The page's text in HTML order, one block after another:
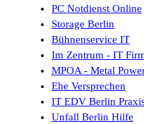
PC Notdienst Online
Storage Berlin
Bühnenservice IT
Im Zentrum - IT
MPOA - Metal
Ehe Versprechen
IT EDV Berlin
Unfall Berlin Hilfe